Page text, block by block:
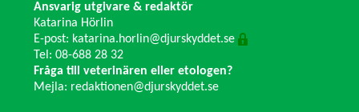
Ansvarig utgivare & redaktör
Katarina Hörlin
E-post: katarina.horlin@djurskyddet.se
Tel: 08-688 28 32
Fråga till veterinären eller etologen?
Mejla: redaktionen@djurskyddet.se